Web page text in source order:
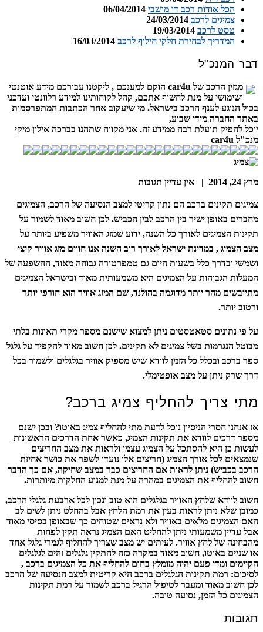
הכל אודות רכב דו מושבי 06/04/2014
צמיגים לרכב 24/03/2014
טסט לרכב 19/03/2014
המדריך לבחירת חלקי חילוף לרכב 16/03/2014
דבר המנכ"ל
מגזין הרכב של car4u הוקם למענכם , ליקטנו עבורכם מידע אוטנטי
ושימושי על מנת לחשוף אתכם, קהל לקוחותינו למידע רלוונטי ועדכני
בכול הנוגע לענף הרכב בישראל. מי שיעקוב אחר הכתבות המתפרסמות
באתר החברה מידי שבוע,
יוכל להפיק תועלת רבה ממידע זה. אני מקווה שתהנו בברכה אילון מיקי
מנכ"ל car4u
מרץ 24, 2014 | אין עדיין תגובות
צמיגים תקינים ברכב הם נתון קריטי למצב הנסיעה של הרכב, הצמיגים
מחברים באופן ישיר בין הרכב לבין הכביש. לכן חשוב מאוד לשמור על
תקינות הצמיגים לאורך כל השנה, ידוע שמזג האוויר משפיע ביותר על
מצב הצמיג , במדינת ישראל לאורך רוב השנה אנו חווים מזג אוויר קיצי
ושמשי ובדרך כלל בשעות היום גם טמפרטורה גבוהה מאוד, ההשפעה של
המעלות הגבוהות על הצמיגים היא משמעותית מאוד ובישראל הצמיגים
מתייבשים מהר יותר מדוגמה בהולנד, שם המזג אוויר הוא חורפי יותר
ורטוב יותר.
על פי נתונים סטאטסטים ניתן למצוא שישנם מספר מקרי תאונות בלתי
מבוטל הנגרמות בשל צמיגים לא תקינים. לכן חשוב מאוד להקפיד על גלגל
ספר ברכב ובכלל כל הזמן לוודא שיש מספיק אוויר בגלגלים ולשמור בכל
דרך שרק ניתן על מצב אופטימלי.
מתי צריך להחליף צמיג ברכב?
אז אנחנו חסרי הניסיון נוכל לדעת מתי להחליף צמיג באוטו? ובכן ישנם
מספר דרכים לוודא את תקינות הצמיג, כאשר אחת הדרכים הראשונות
לעשות כן היא להסתכל על הצמיג עצמו ולראות את מצב החריצים
שנמצאים לכל אורך הצמיג (חריצים אלו נועדו לשפר את כושר אחיזת
הרכב בכביש) ניתן לראות אם החריצים כבר במצב שחיקה, אם כך הדבר
חשוב להחליף את הצמיגים במהרה על מנת למנוע החלקות מיותרות.
חשוב לוודא שלחץ האוויר בגלגלים הוא טוב ונכון לכל ארבעת גלגלי הרכב,
כמובן שלא ניתן לראות בעין את רמת הלחץ אבל בהחלט ניתן לשים לב
האם הצמיגים מלאים באוויר ולא נראים שטוחים כך שבאופן בסיסי מאוד
אבל עדיין משמעותי ניתן להחליט האם הצמיג נראה תקין לפחות
מהבחינה של לחץ אוויר. לעיתים יש מצב שצריך להחליף לגמרי גלגל אחד
או שניים באוטו, חשוב מאוד במקרה כזה להתקין גלגלים זהים לגלגלים
הקיימים ומדי פעם יהיה מומלץ בחום להחליף את כל הצמיגים ברכב ,
לסיכום: רמת תקינות הגלגלים ברכב היא קריטית למצב הנסיעה של הרכב
לכן חשוב מאוד ומעבר לטיפול הרגיל ברכב לשמור על רמת תקינות
הצמיגים כל הזמן, נסיעה טובה.
תגובות